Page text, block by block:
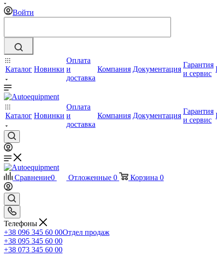
Войти
Каталог Новинки
Оплата
и
доставка
Компания Документация
Гарантия
и сервис
Каталог Новинки
Оплата
и
доставка
Компания Документация
Гарантия
и сервис
Сравнение0 Отложенные 0 Корзина 0
Телефоны
+38 096 345 60 00Отдел продаж
+38 095 345 60 00
+38 073 345 60 00